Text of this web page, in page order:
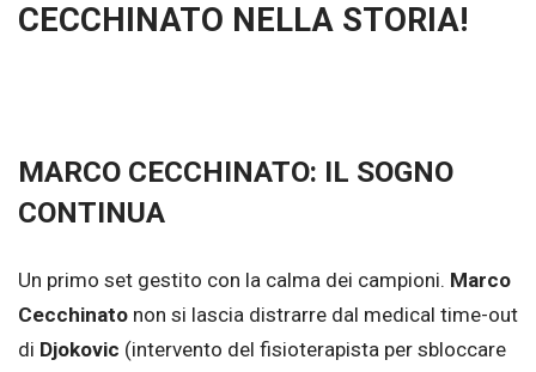
CECCHINATO NELLA STORIA!
MARCO CECCHINATO: IL SOGNO
CONTINUA
Un primo set gestito con la calma dei campioni. Marco
Cecchinato non si lascia distrarre dal medical time-out
di Djokovic (intervento del fisioterapista per sbloccare